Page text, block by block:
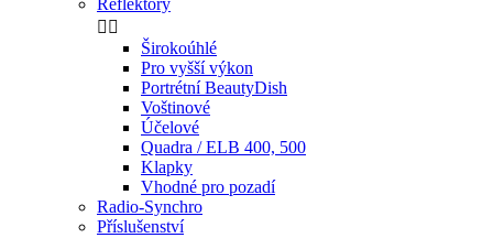
 
Širokoúhlé
Pro vyšší výkon
Portrétní BeautyDish
Voštinové
Účelové
Quadra / ELB 400, 500
Klapky
Vhodné pro pozadí
Radio-Synchro
Příslušenství